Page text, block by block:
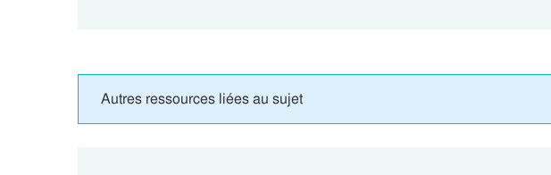
Autres ressources liées au sujet